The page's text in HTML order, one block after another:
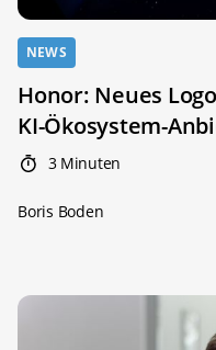
NEWS
Honor: Neues
KI-Ökosystem-
3 Minuten
Boris Boden